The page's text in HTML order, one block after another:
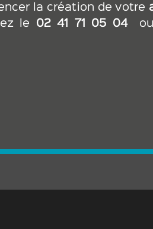
la création de votre
le 02 41 71 05 04